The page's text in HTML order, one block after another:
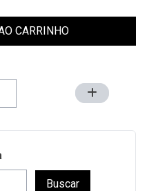
CARRINHO
Buscar